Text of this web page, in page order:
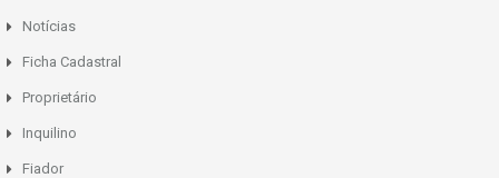
Notícias
Ficha Cadastral
Proprietário
Inquilino
Fiador